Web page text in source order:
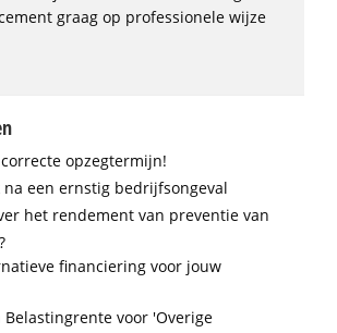
graag op professionele wijze
opzegtermijn!
na een ernstig bedrijfsongeval
het rendement van preventie van
financiering voor jouw
Belastingrente voor 'Overige